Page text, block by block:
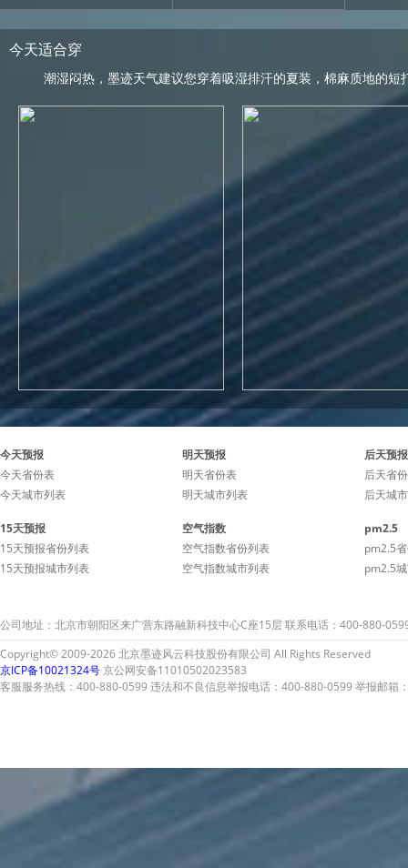
今天适合穿
潮湿闷热，墨迹天气建议您穿着吸湿排汗的夏装，棉麻质地的短
今天预报
今天省份表
今天城市列表
明天预报
明天省份表
明天城市列表
后天预报
后天省
后天城
15天预报
15天预报省份列表
15天预报城市列表
空气指数
空气指数省份列表
空气指数城市列表
pm2.5
pm2.5
pm2.5
公司地址：北京市朝阳区来广营东路融新科技中心C座15层 联系电话：400-880-
Copyright© 2009-2026 北京墨迹风云科技股份有限公司 All Rights Reserved
京ICP备10021324号京公网安备11010502023583
客服服务热线：400-880-0599 违法和不良信息举报电话：400-880-0599 举报邮箱